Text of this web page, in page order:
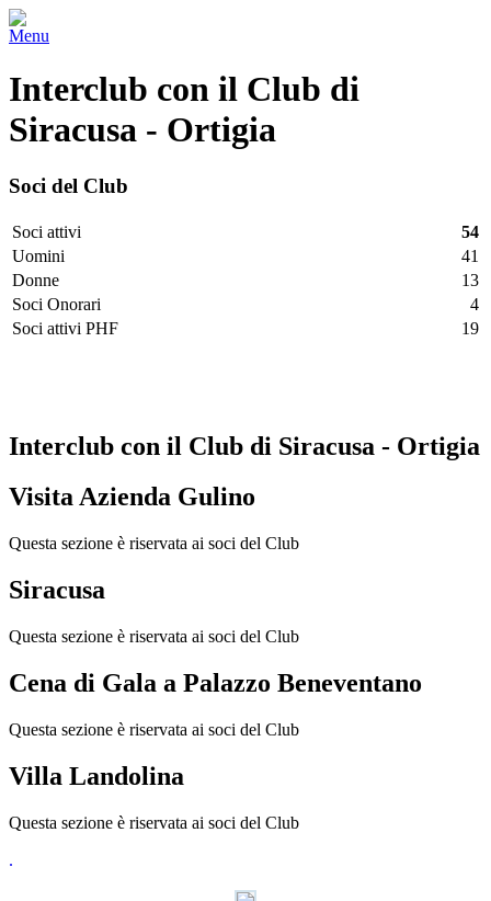
Menu
Interclub con il Club di
Siracusa - Ortigia
Soci del Club
Soci attivi
54
Uomini
41
Donne
13
Soci Onorari
4
Soci attivi PHF
19
Interclub con il Club di Siracusa - Ortigia
Visita Azienda Gulino
Questa sezione è riservata ai soci del Club
Siracusa
Questa sezione è riservata ai soci del Club
Cena di Gala a Palazzo Beneventano
Questa sezione è riservata ai soci del Club
Villa Landolina
Questa sezione è riservata ai soci del Club
.
Kekeljevic.